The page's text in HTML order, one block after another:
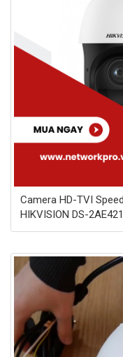
Camera HD-TVI
HIKVISION DS-